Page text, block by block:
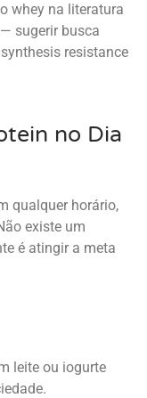
whey na literatura
— sugerir busca
resistance
no Dia
qualquer horário,
existe um
é atingir a meta
leite ou iogurte